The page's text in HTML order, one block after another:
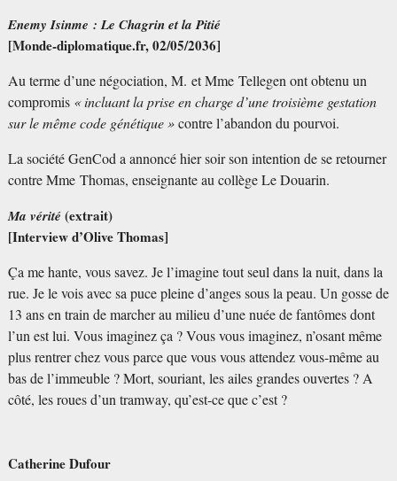
Enemy Isinme : Le Chagrin et la Pitié
[Monde-diplomatique.fr, 02/05/2036]
Au terme d’une négociation, M. et Mme Tellegen ont obtenu un
compromis «incluant la prise en charge d’une troisième gestation
sur le même code génétique»contre l’abandon du pourvoi.
La société GenCod a annoncé hier soir son intention de se retourner
contre Mme Thomas, enseignante au collège Le Douarin.
Ma vérité(extrait)
[Interview d’Olive Thomas]
Ça me hante, vous savez. Je l’imagine tout seul dans la nuit, dans la
rue. Je le vois avec sa puce pleine d’anges sous la peau. Un gosse de
13 ans en train de marcher au milieu d’une nuée de fantômes dont
l’un est lui. Vous imaginez ça ? Vous vous imaginez, n’osant même
plus rentrer chez vous parce que vous vous attendez vous-même au
bas de l’immeuble ? Mort, souriant, les ailes grandes ouvertes ? A
côté, les roues d’un tramway, qu’est-ce que c’est ?
Catherine Dufour